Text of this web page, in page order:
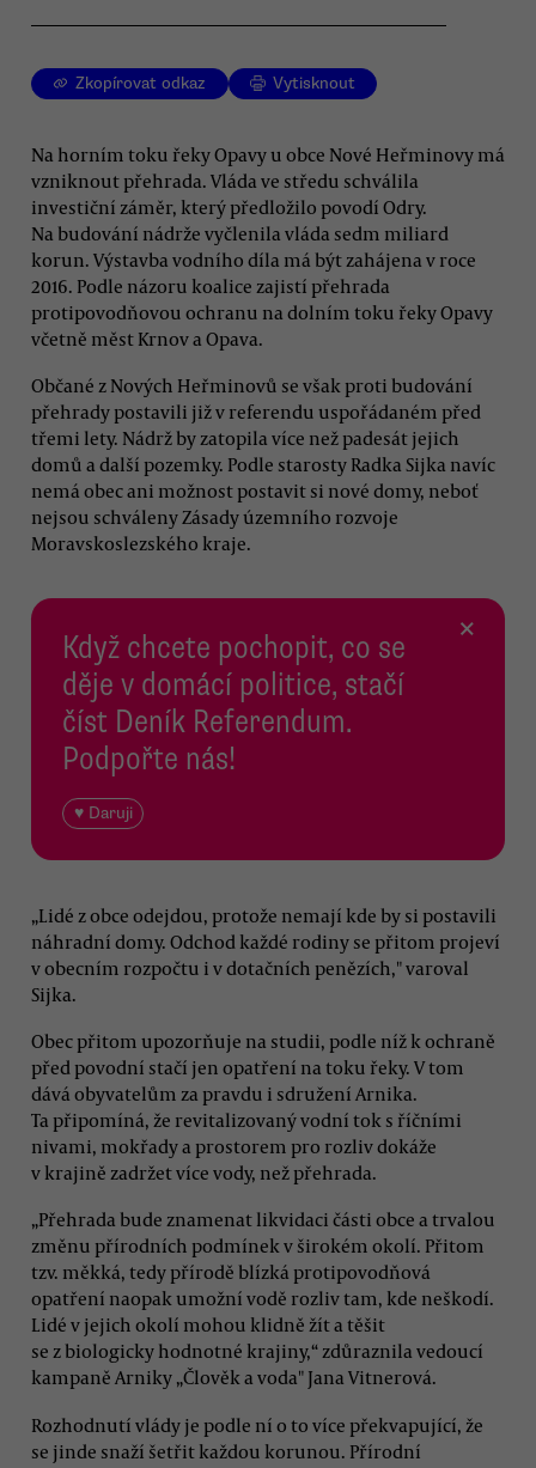
Zkopírovat odkaz Vytisknout
Na horním toku řeky Opavy u obce Nové Heřminovy má
vzniknout přehrada. Vláda ve středu schválila
investiční záměr, který předložilo povodí Odry.
Na budování nádrže vyčlenila vláda sedm miliard
korun. Výstavba vodního díla má být zahájena v roce
2016. Podle názoru koalice zajistí přehrada
protipovodňovou ochranu na dolním toku řeky Opavy
včetně měst Krnov a Opava.
Občané z Nových Heřminovů se však proti budování
přehrady postavili již v referendu uspořádaném před
třemi lety. Nádrž by zatopila více než padesát jejich
domů a další pozemky. Podle starosty Radka Sijka navíc
nemá obec ani možnost postavit si nové domy, neboť
nejsou schváleny Zásady územního rozvoje
Moravskoslezského kraje.
Když chcete pochopit, co se
děje v domácí politice, stačí
číst Deník Referendum.
Podpořte nás!
♥ Daruji
×
„Lidé z obce odejdou, protože nemají kde by si postavili
náhradní domy. Odchod každé rodiny se přitom projeví
v obecním rozpočtu i v dotačních penězích," varoval
Sijka.
Obec přitom upozorňuje na studii, podle níž k ochraně
před povodní stačí jen opatření na toku řeky. V tom
dává obyvatelům za pravdu i sdružení Arnika.
Ta připomíná, že revitalizovaný vodní tok s říčními
nivami, mokřady a prostorem pro rozliv dokáže
v krajině zadržet více vody, než přehrada.
„Přehrada bude znamenat likvidaci části obce a trvalou
změnu přírodních podmínek v širokém okolí. Přitom
tzv. měkká, tedy přírodě blízká protipovodňová
opatření naopak umožní vodě rozliv tam, kde neškodí.
Lidé v jejich okolí mohou klidně žít a těšit
se z biologicky hodnotné krajiny,“ zdůraznila vedoucí
kampaně Arniky „Člověk a voda" Jana Vitnerová.
Rozhodnutí vlády je podle ní o to více překvapující, že
se jinde snaží šetřit každou korunou. Přírodní